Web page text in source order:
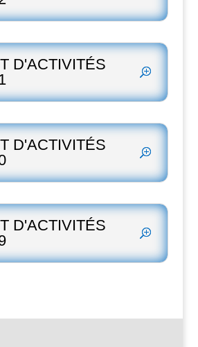
D'ACTIVITÉS
D'ACTIVITÉS
D'ACTIVITÉS